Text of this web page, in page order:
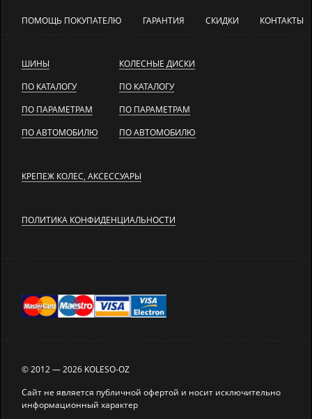
ПОМОЩЬ ПОКУПАТЕЛЮ ГАРАНТИЯ СКИДКИ КОНТАКТЫ
ШИНЫ
ПО КАТАЛОГУ
ПО ПАРАМЕТРАМ
ПО АВТОМОБИЛЮ
КОЛЕСНЫЕ ДИСКИ
ПО КАТАЛОГУ
ПО ПАРАМЕТРАМ
ПО АВТОМОБИЛЮ
КРЕПЕЖ КОЛЕС, АКСЕССУАРЫ
ПОЛИТИКА КОНФИДЕНЦИАЛЬНОСТИ
© 2012 — 2026 KOLESO-OZ
Сайт не является публичной офертой и носит исключительно
информационный характер